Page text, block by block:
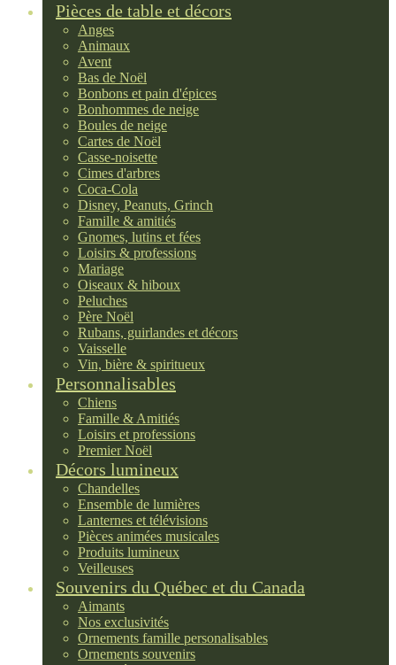
Pièces de table et décors
Anges
Animaux
Avent
Bas de Noël
Bonbons et pain d'épices
Bonhommes de neige
Boules de neige
Cartes de Noël
Casse-noisette
Cimes d'arbres
Coca-Cola
Disney, Peanuts, Grinch
Famille & amitiés
Gnomes, lutins et fées
Loisirs & professions
Mariage
Oiseaux & hiboux
Peluches
Père Noël
Rubans, guirlandes et décors
Vaisselle
Vin, bière & spiritueux
Personnalisables
Chiens
Famille & Amitiés
Loisirs et professions
Premier Noël
Décors lumineux
Chandelles
Ensemble de lumières
Lanternes et télévisions
Pièces animées musicales
Produits lumineux
Veilleuses
Souvenirs du Québec et du Canada
Aimants
Nos exclusivités
Ornements famille personalisables
Ornements souvenirs